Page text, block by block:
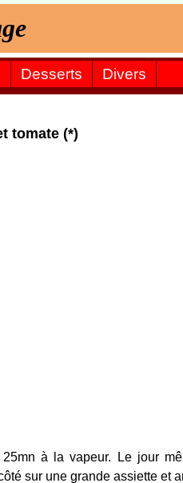
Desserts Divers
tomate (*)
à la vapeur. Le jour
sur une grande assiette et